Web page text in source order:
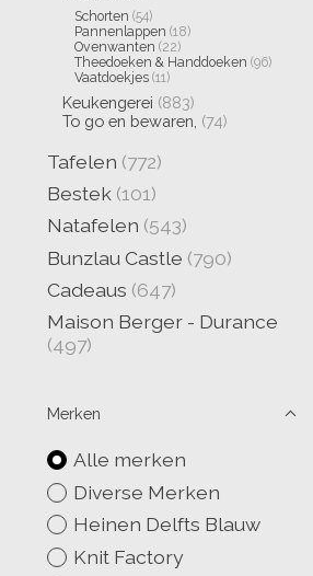
Schorten (54)
Pannenlappen (18)
Ovenwanten (22)
Theedoeken & Handdoeken (96)
Vaatdoekjes (11)
Keukengerei (883)
To go en bewaren, (74)
Tafelen (772)
Bestek (101)
Natafelen (543)
Bunzlau Castle (790)
Cadeaus (647)
Maison Berger - Durance
(497)
Merken
Alle merken
Diverse Merken
Heinen Delfts Blauw
Knit Factory